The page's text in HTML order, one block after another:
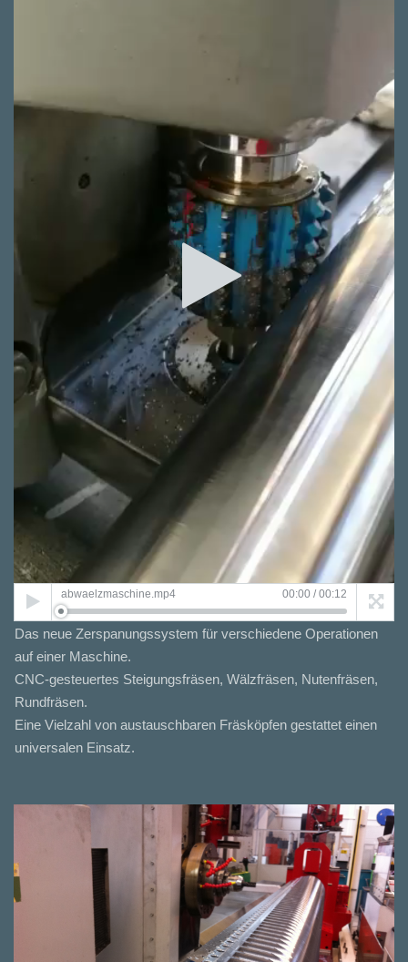
abwaelzmaschine.mp4 00:00 / 00:12
Das neue Zerspanungssystem für verschiedene Operationen
auf einer Maschine.
CNC-gesteuertes Steigungsfräsen, Wälzfräsen, Nutenfräsen,
Rundfräsen.
Eine Vielzahl von austauschbaren Fräsköpfen gestattet einen
universalen Einsatz.